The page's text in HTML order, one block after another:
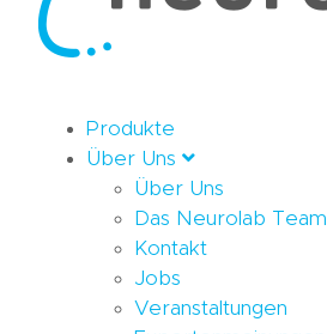
Produkte
Über Uns
Über Uns
Das Neurolab Team
Kontakt
Jobs
Veranstaltungen